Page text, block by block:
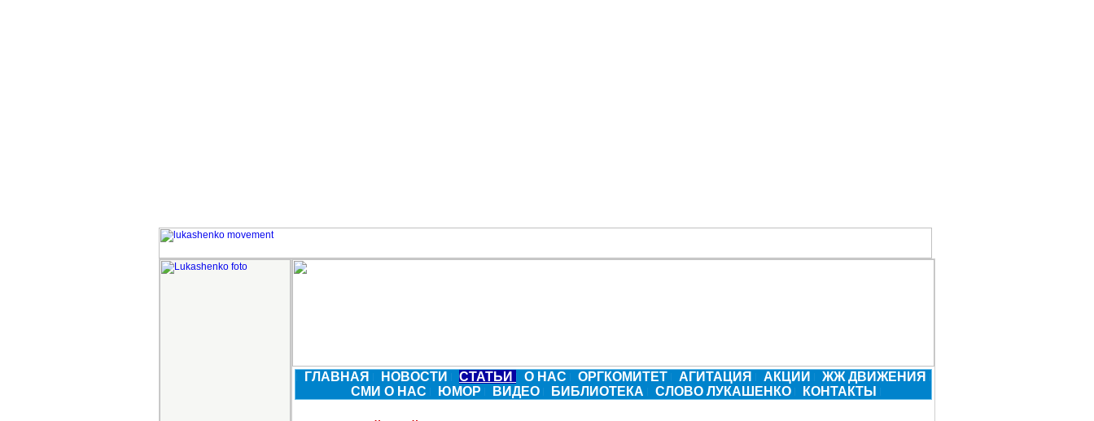
ГЛАВНАЯ НОВОСТИ СТАТЬИ О НАС ОРГКОМИТЕТ АГИТАЦИЯ АКЦИИ
ЖЖ ДВИЖЕНИЯ
СМИ О НАС
ЮМОР ВИДЕО БИБЛИОТЕКА СЛОВО ЛУКАШЕНКО КОНТАКТЫ